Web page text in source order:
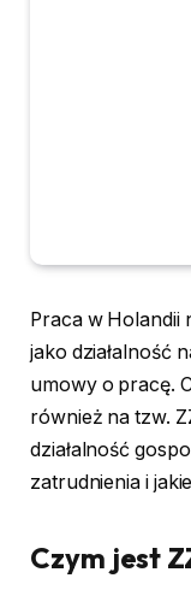
Praca w Holandii
jako działalność
umowy o pracę.
również na tzw.
działalność
zatrudnienia i
Czym jest